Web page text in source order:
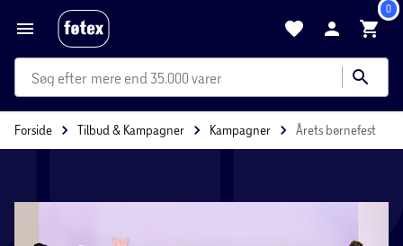
0
mere end 35.000 varer
Forside Tilbud & Kampagner Kampagner Årets børnefest